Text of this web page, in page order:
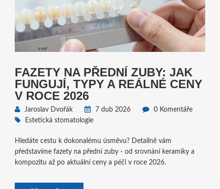
FAZETY NA PŘEDNÍ ZUBY: JAK
FUNGUJÍ, TYPY A REÁLNÉ CENY
V ROCE 2026
Jaroslav Dvořák 7 dub 2026
0 Komentáře
Estetická stomatologie
Hledáte cestu k dokonalému úsměvu? Detailně vám
představíme fazety na přední zuby - od srovnání keramiky a
kompozitu až po aktuální ceny a péči v roce 2026.